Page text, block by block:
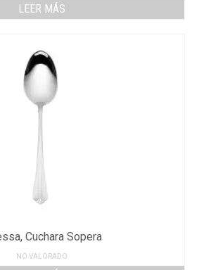
LEER MÁS
Cuchara Sopera
NO VALORADO